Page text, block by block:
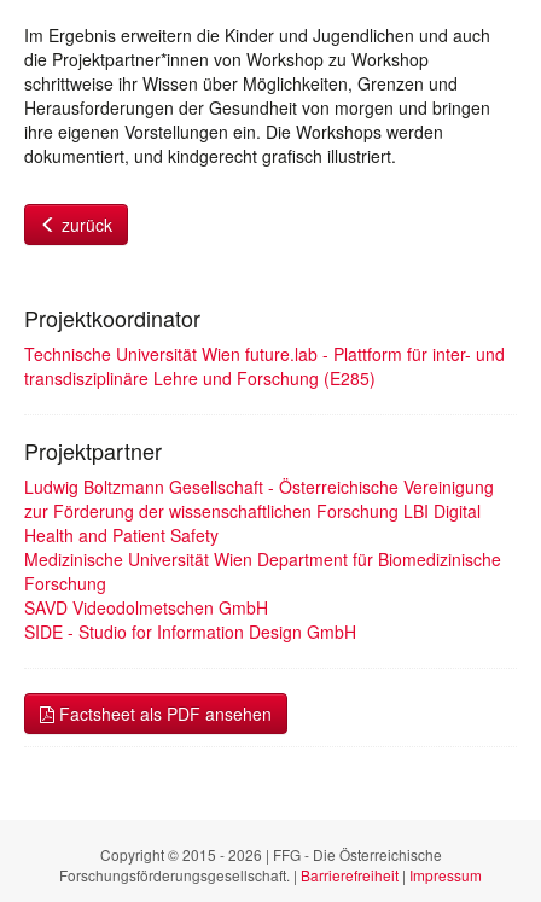
Im Ergebnis erweitern die Kinder und Jugendlichen und auch
die Projektpartner*innen von Workshop zu Workshop
schrittweise ihr Wissen über Möglichkeiten, Grenzen und
Herausforderungen der Gesundheit von morgen und bringen
ihre eigenen Vorstellungen ein. Die Workshops werden
dokumentiert, und kindgerecht grafisch illustriert.
zurück
Projektkoordinator
Technische Universität Wien future.lab - Plattform für inter- und
transdisziplinäre Lehre und Forschung (E285)
Projektpartner
Ludwig Boltzmann Gesellschaft - Österreichische Vereinigung
zur Förderung der wissenschaftlichen Forschung LBI Digital
Health and Patient Safety
Medizinische Universität Wien Department für Biomedizinische
Forschung
SAVD Videodolmetschen GmbH
SIDE - Studio for Information Design GmbH
Factsheet als PDF ansehen
Copyright © 2015 - 2026 | FFG - Die Österreichische
Forschungsförderungsgesellschaft. | Barrierefreiheit | Impressum